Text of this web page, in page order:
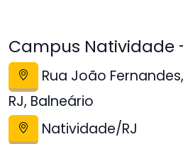
Campus Natividade
Rua João
RJ, Balneário
Natividade/RJ